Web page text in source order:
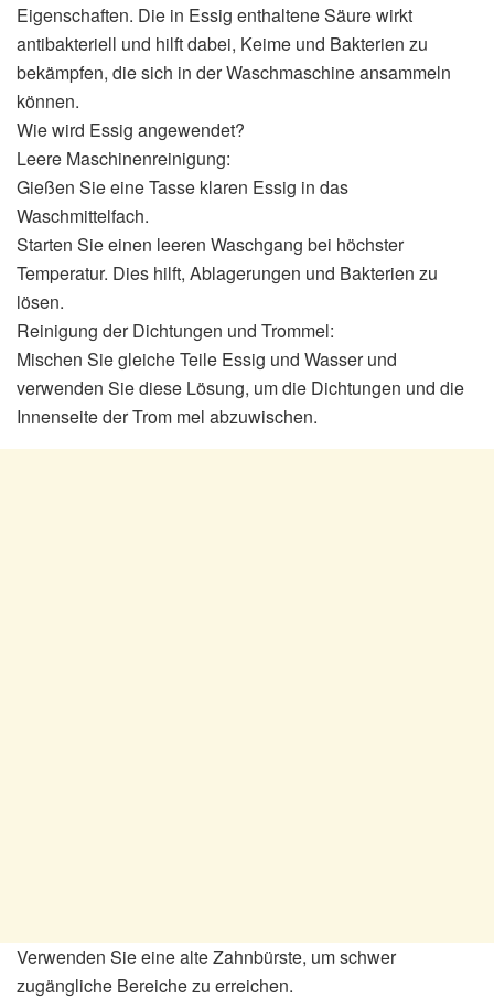
Eigenschaften. Die in Essig enthaltene Säure wirkt
antibakteriell und hilft dabei, Keime und Bakterien zu
bekämpfen, die sich in der Waschmaschine ansammeln
können.
Wie wird Essig angewendet?
Leere Maschinenreinigung:
Gießen Sie eine Tasse klaren Essig in das
Waschmittelfach.
Starten Sie einen leeren Waschgang bei höchster
Temperatur. Dies hilft, Ablagerungen und Bakterien zu
lösen.
Reinigung der Dichtungen und Trommel:
Mischen Sie gleiche Teile Essig und Wasser und
verwenden Sie diese Lösung, um die Dichtungen und die
Innenseite der Trom mel abzuwischen.
Verwenden Sie eine alte Zahnbürste, um schwer
zugängliche Bereiche zu erreichen.